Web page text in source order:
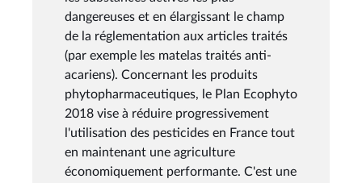
dangereuses et en élargissant le champ
de la réglementation aux articles traités
(par exemple les matelas traités anti-
acariens). Concernant les produits
phytopharmaceutiques, le Plan Ecophyto
2018 vise à réduire progressivement
l'utilisation des pesticides en France tout
en maintenant une agriculture
économiquement performante. C'est une